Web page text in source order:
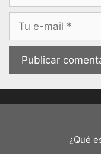
Correo
¿Qué